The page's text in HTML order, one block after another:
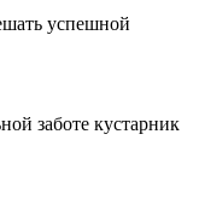
успешной
заботе кустарник